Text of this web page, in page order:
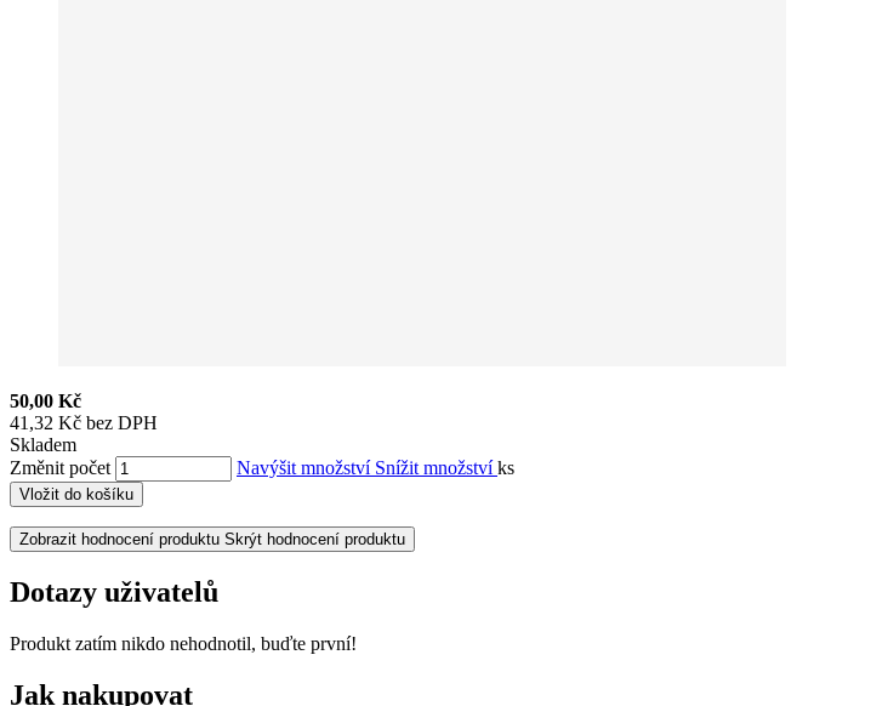
50,00 Kč
41,32 Kč bez DPH
Skladem
Změnit počet
Navýšit množství Snížit množstvíks
Vložit do košíku
Zobrazit hodnocení produktu Skrýt hodnocení produktu
Dotazy uživatelů
Produkt zatím nikdo nehodnotil, buďte první!
Jak nakupovat